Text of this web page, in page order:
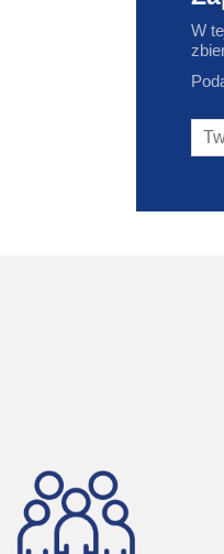
W